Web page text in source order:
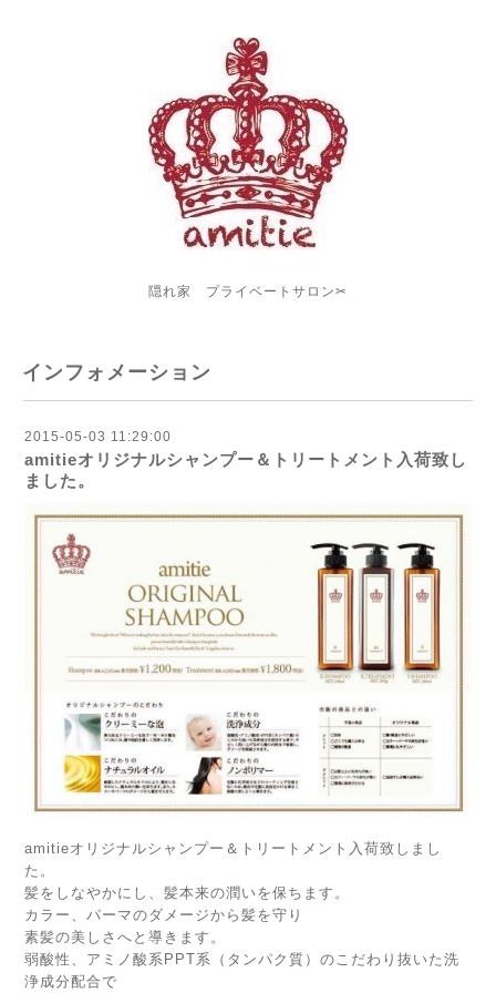
隠れ家 プライベートサロン✂︎
インフォメーション
2015-05-03 11:29:00
amitieオリジナルシャンプー＆トリートメント入荷致し
ました。
amitieオリジナルシャンプー＆トリートメント入荷致しまし
た。
髪をしなやかにし、髪本来の潤いを保ちます。
カラー、パーマのダメージから髪を守り
素髪の美しさへと導きます。
弱酸性、アミノ酸系PPT系（タンパク質）のこだわり抜いた洗
浄成分配合で